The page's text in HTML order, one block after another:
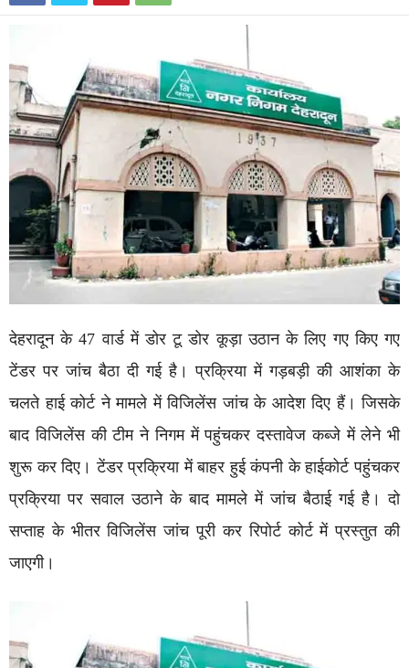
देहरादून के 47 वार्ड में डोर टू डोर कूड़ा उठान के लिए गए किए गए
टेंडर पर जांच बैठा दी गई है। प्रक्रिया में गड़बड़ी की आशंका के
चलते हाई कोर्ट ने मामले में विजिलेंस जांच के आदेश दिए हैं। जिसके
बाद विजिलेंस की टीम ने निगम में पहुंचकर दस्तावेज कब्जे में लेने भी
शुरू कर दिए। टेंडर प्रक्रिया में बाहर हुई कंपनी के हाईकोर्ट पहुंचकर
प्रक्रिया पर सवाल उठाने के बाद मामले में जांच बैठाई गई है। दो
सप्ताह के भीतर विजिलेंस जांच पूरी कर रिपोर्ट कोर्ट में प्रस्तुत की
जाएगी।